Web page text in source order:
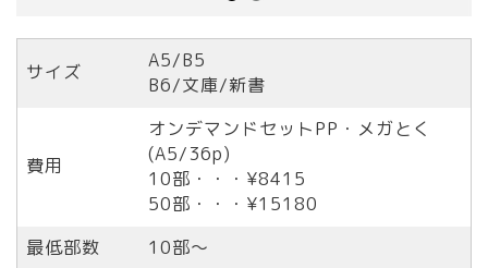
サイズ
A5/B5
B6/文庫/新書
費用
オンデマンドセットPP・メガとく
(A5/36p)
10部・・・¥8415
50部・・・¥15180
最低部数
10部〜